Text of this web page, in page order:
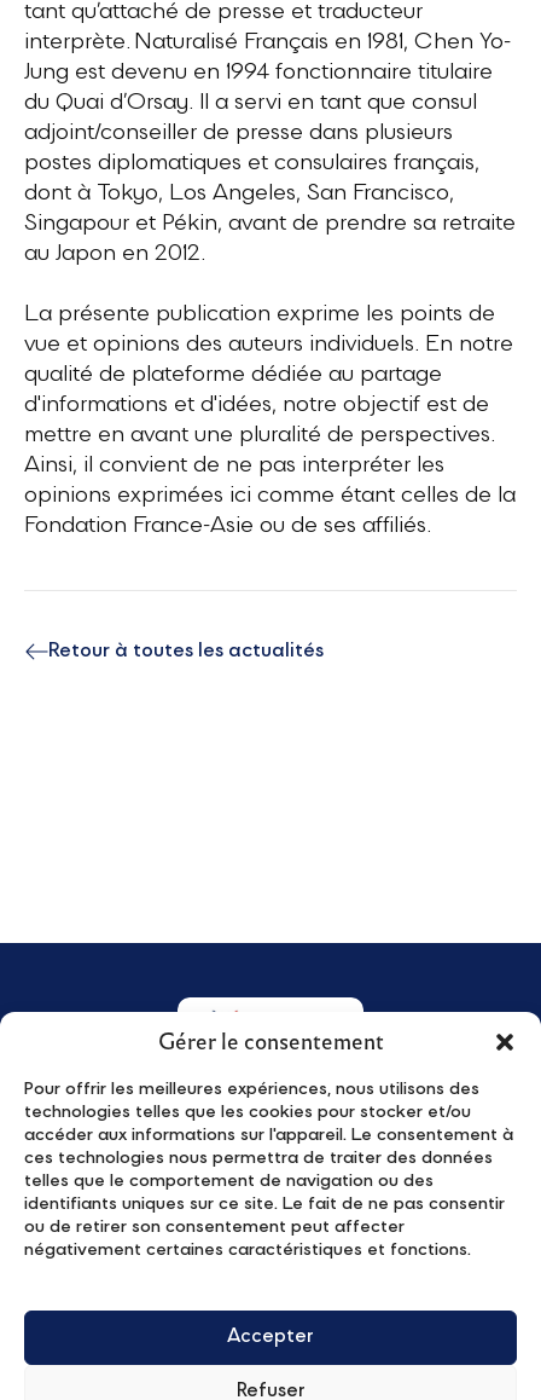
Gérer le consentement
Pour offrir les meilleures expériences, nous utilisons des
technologies telles que les cookies pour stocker et/ou
accéder aux informations sur l'appareil. Le consentement à
ces technologies nous permettra de traiter des données
telles que le comportement de navigation ou des
identifiants uniques sur ce site. Le fait de ne pas consentir
ou de retirer son consentement peut affecter
négativement certaines caractéristiques et fonctions.
Accepter
Refuser
tant qu’attaché de presse et traducteur
interprète. Naturalisé Français en 1981, Chen Yo-
Jung est devenu en 1994 fonctionnaire titulaire
du Quai d’Orsay. Il a servi en tant que consul
adjoint/conseiller de presse dans plusieurs
postes diplomatiques et consulaires français,
dont à Tokyo, Los Angeles, San Francisco,
Singapour et Pékin, avant de prendre sa retraite
au Japon en 2012.
La présente publication exprime les points de
vue et opinions des auteurs individuels. En notre
qualité de plateforme dédiée au partage
d'informations et d'idées, notre objectif est de
mettre en avant une pluralité de perspectives.
Ainsi, il convient de ne pas interpréter les
opinions exprimées ici comme étant celles de la
Fondation France-Asie ou de ses affiliés.
Retour à toutes les actualités
Qui sommes-nous ?
Young Leaders
Le programme
Candidater
Partenaires
Actualités
Événements
Publications
Contact
Mentions Légales